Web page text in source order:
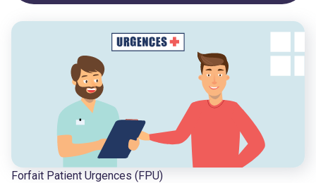
Forfait Patient Urgences (FPU)